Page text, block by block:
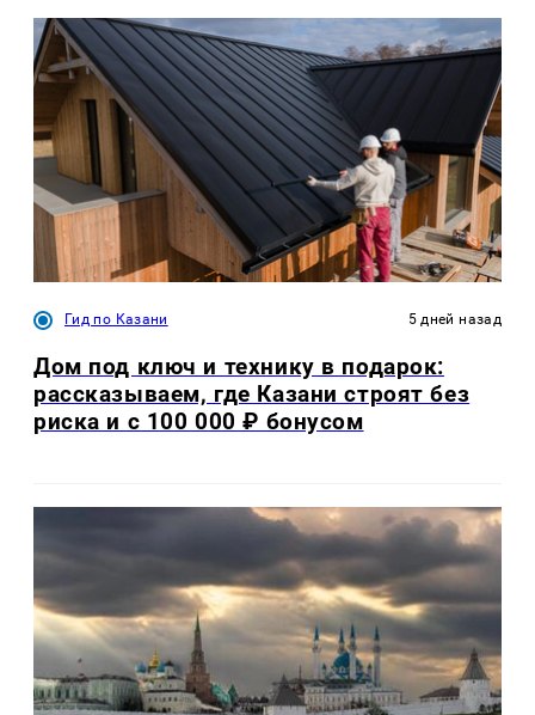
Гид по Казани 5 дней назад
Дом под ключ и технику в подарок:
рассказываем, где Казани строят без
риска и с 100 000 ₽ бонусом